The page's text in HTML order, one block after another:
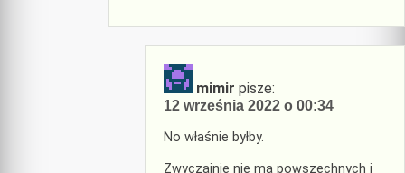
mimir pisze:
12 września 2022 o 00:34
No właśnie byłby.
Zwyczajnie nie ma powszechnych i